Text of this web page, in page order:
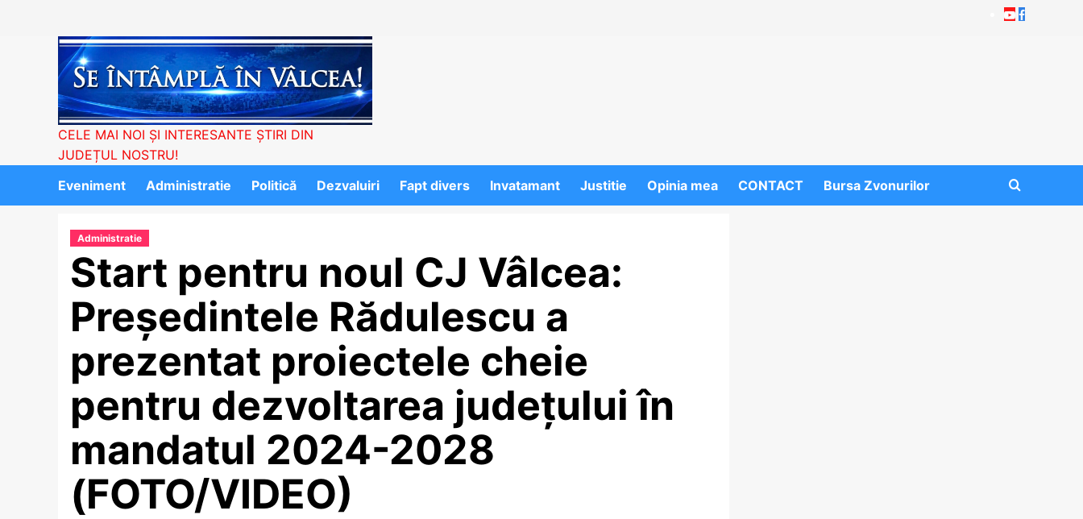
Youtube
Facebook
CELE MAI NOI ȘI INTERESANTE ȘTIRI DIN
JUDEȚUL NOSTRU!
Eveniment
Administratie Politică Dezvaluiri Fapt divers Invatamant Justitie Opinia mea CONTACT Bursa Zvonurilor
Administratie
Start pentru noul CJ Vâlcea:
Președintele Rădulescu a
prezentat proiectele cheie
pentru dezvoltarea județului în
mandatul 2024-2028
(FOTO/VIDEO)